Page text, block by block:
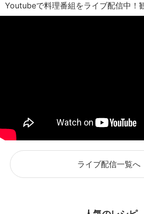
Youtubeで料理番組をライブ配信中！
ライブ配信一覧へ